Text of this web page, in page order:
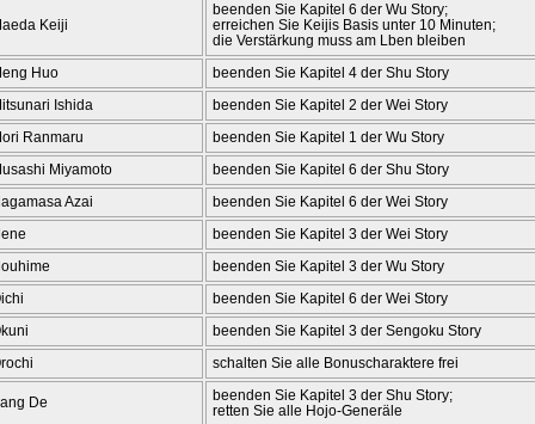
Keiji
beenden Sie Kapitel 6 der Wu Story;
erreichen Sie Keijis Basis unter 10 Minuten;
die Verstärkung muss am Lben bleiben
Huo
beenden Sie Kapitel 4 der Shu Story
Ishida
beenden Sie Kapitel 2 der Wei Story
Ranmaru
beenden Sie Kapitel 1 der Wu Story
Miyamoto
beenden Sie Kapitel 6 der Shu Story
Azai
beenden Sie Kapitel 6 der Wei Story
beenden Sie Kapitel 3 der Wei Story
beenden Sie Kapitel 3 der Wu Story
beenden Sie Kapitel 6 der Wei Story
beenden Sie Kapitel 3 der Sengoku Story
schalten Sie alle Bonuscharaktere frei
De
beenden Sie Kapitel 3 der Shu Story;
retten Sie alle Hojo-Generäle